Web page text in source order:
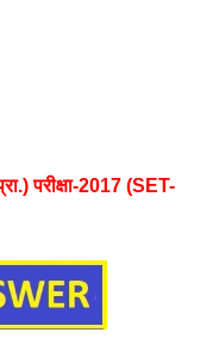
परीक्षा-2017 (SET-